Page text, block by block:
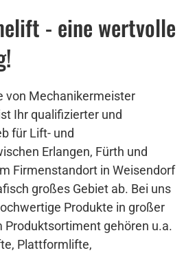
- eine wertvolle
von Mechanikermeister
Ihr qualifizierter und
für Lift- und
Erlangen, Fürth und
Firmenstandort in Weisendorf
großes Gebiet ab. Bei uns
Produkte in großer
Produktsortiment gehören u.a.
Plattformlifte,